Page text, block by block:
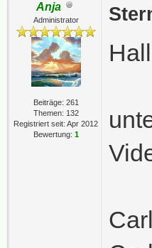
Anja
Administrator
Beiträge: 261
Themen: 132
Registriert seit: Apr 2012
Bewertung: 1